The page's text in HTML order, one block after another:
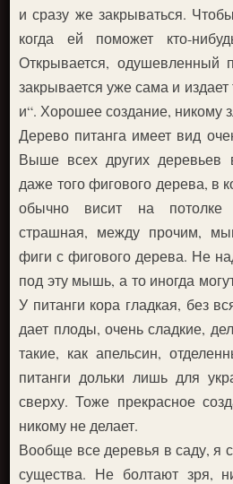
и сразу же закрываться.
когда ей поможет кто-
Открывается, одушевленный
закрывается уже сама и издает
и“. Хорошее создание, никому
Дерево питанга имеет вид
Выше всех других
даже того фигового дерева, в
обычно висит на
страшная, между прочим,
фиги с фигового дерева. Не
под эту мышь, а то иногда
У питанги кора гладкая, без
дает плоды, очень сладкие,
такие, как апельсин,
питанги дольки лишь для
сверху. Тоже прекрасное
никому не делает.
Вообще все деревья в саду, я
существа. Не болтают зря,